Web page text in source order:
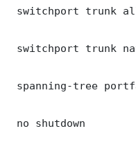
switchport trunk
switchport trunk
spanning-tree
no shutdown